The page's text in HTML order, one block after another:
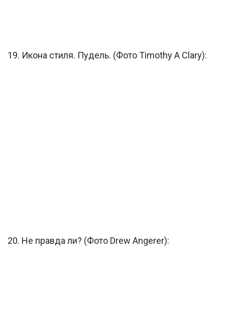
19. Икона стиля. Пудель. (Фото Timothy A Clary):
20. Не правда ли? (Фото Drew Angerer):